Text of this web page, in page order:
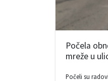
Počela
mreže u
Počeli su